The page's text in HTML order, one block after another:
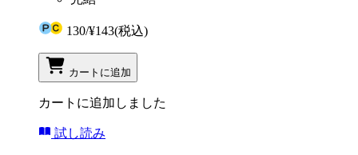
130/¥143(税込)
カートに追加
カートに追加しました
試し読み